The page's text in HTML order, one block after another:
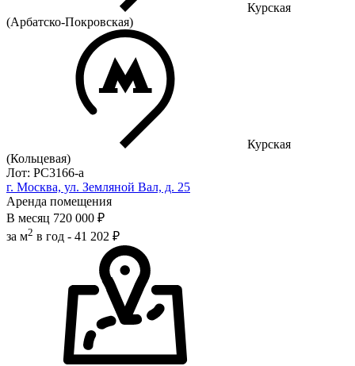
Курская
(Арбатско-Покровская)
Курская
(Кольцевая)
Лот: РС3166-a
г. Москва, ул. Земляной Вал, д. 25
Аренда помещения
В месяц 720 000 ₽
за м2 в год - 41 202 ₽